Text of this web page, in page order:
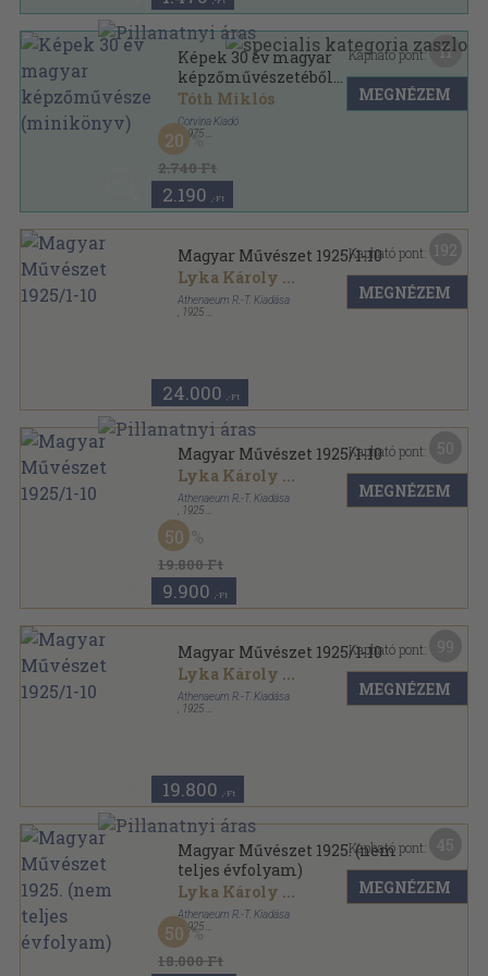
Képek 30 év magyar
képzőművészetéből
(minikönyv)
Tóth Miklós
Corvina Kiadó
, 1975
Műbőr
2.740 Ft
20
2.190 ,-Ft
Kapható pont: 11
MEGNÉZEM
Magyar Művészet 1925/1-10
Lyka Károly ...
Athenaeum R.-T. Kiadása
1925
24.000 ,-Ft
Kapható pont:
MEGNÉZEM
Magyar Művészet 1925/1-10
Lyka Károly ...
Athenaeum R.-T. Kiadása
1925
Könyvkötői vászonkötés
Magyar Művészet sorozat
19.800 Ft
50
9.900 ,-Ft
Kapható pont:
MEGNÉZEM
Magyar Művészet 1925/1-10
Lyka Károly ...
Athenaeum R.-T. Kiadása
1925
19.800 ,-Ft
Kapható pont:
MEGNÉZEM
Magyar Művészet 1925. (nem
teljes évfolyam)
Lyka Károly ...
Athenaeum R.-T. Kiadása
, 1925
Könyvkötői kötés
Magyar Művészet sorozat
18.000 Ft
50
Kapható pont:
MEGNÉZEM